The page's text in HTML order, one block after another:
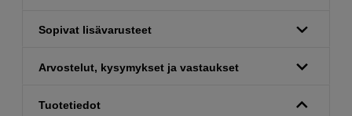
Sopivat lisävarusteet
Arvostelut, kysymykset ja vastaukset
Tuotetiedot